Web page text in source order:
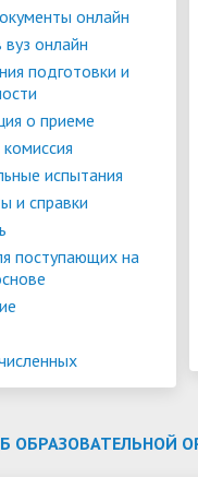
Финансово-
деятельность
Организация
Информация
высшего
сотрудников
вопросам
инфекции и
платной основе
Для
Запорожской
Херсонской
онлайн
онлайн
подготовки и
о приеме
испытания
и справки
поступающих на
ОБРАЗОВАТЕЛЬНОЙ